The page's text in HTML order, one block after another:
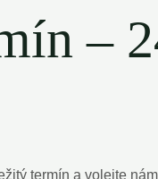
‌–
termín a volejte